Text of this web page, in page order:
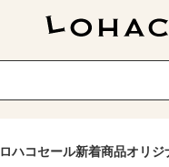
ロハコセール新着商品オリジ